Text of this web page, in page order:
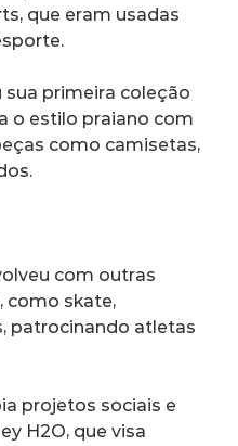
que eram usadas
sua primeira coleção
o estilo praiano com
como camisetas,
com outras
como skate,
patrocinando atletas
projetos sociais e
H2O, que visa